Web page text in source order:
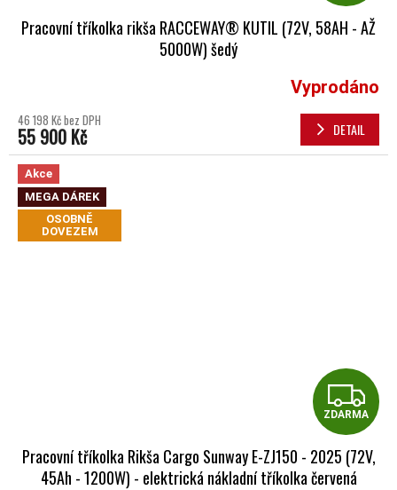
Pracovní tříkolka rikša RACCEWAY® KUTIL (72V, 58AH - AŽ
5000W) šedý
Průměrné hodnocení produktu je 5,0 z 5 hvězdiček.Vyprodáno
46 198 Kč bez DPH
55 900 Kč DETAIL
Akce
MEGA DÁREK
OSOBNĚ
DOVEZEM
ZDARMA
Pracovní tříkolka Rikša Cargo Sunway E-ZJ150 - 2025 (72V,
45Ah - 1200W) - elektrická nákladní tříkolka červená